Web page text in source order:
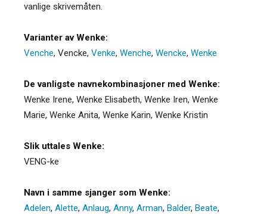
vanlige skrivemåten.
Varianter av Wenke:
Venche, Vencke, Venke, Wenche, Wencke, Wenke
De vanligste navnekombinasjoner med Wenke:
Wenke Irene, Wenke Elisabeth, Wenke Iren, Wenke
Marie, Wenke Anita, Wenke Karin, Wenke Kristin
Slik uttales Wenke:
VENG-ke
Navn i samme sjanger som Wenke:
Adelen, Alette, Anlaug, Anny, Arman, Balder, Beate,